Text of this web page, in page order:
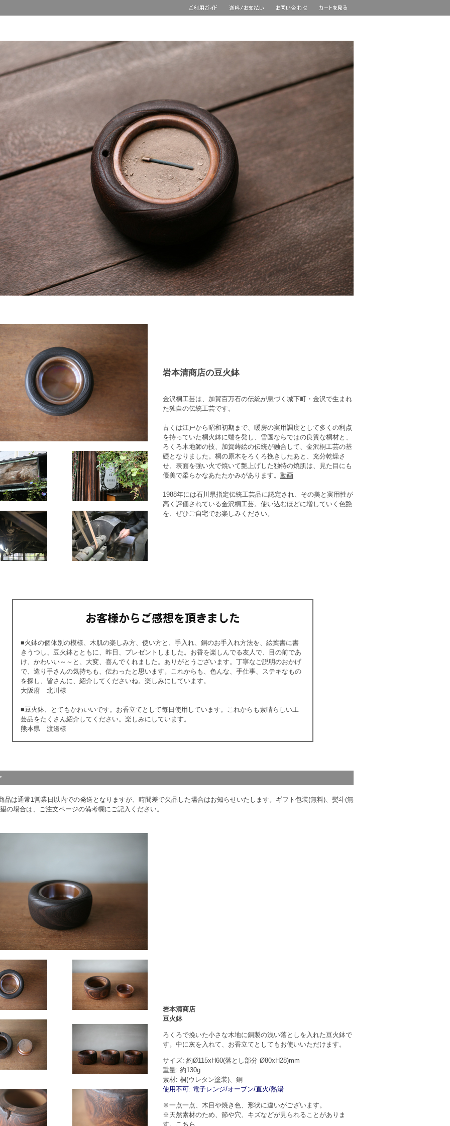
岩本清商店の豆火鉢
金沢桐工芸は、加賀百万石の伝統が息づく城下町・金沢で生まれ
た独自の伝統工芸です。
古くは江戸から昭和初期まで、暖房の実用調度として多くの利点
を持っていた桐火鉢に端を発し、雪国ならではの良質な桐材と、
ろくろ木地師の技、加賀蒔絵の伝統が融合して、金沢桐工芸の基
礎となりました。桐の原木をろくろ挽きしたあと、充分乾燥さ
せ、表面を強い火で焼いて艶上げした独特の焼肌は、見た目にも
優美で柔らかなあたたかみがあります。 動画
1988年には石川県指定伝統工芸品に認定され、その美と実用性が
高く評価されている金沢桐工芸。使い込むほどに増していく色艶
を、ぜひご自宅でお楽しみください。
■火鉢の個体別の模様、木肌の楽しみ方、使い方と、手入れ、銅のお手入れ方法を、絵葉書に書
きうつし、豆火鉢とともに、昨日、プレゼントしました。お香を楽しんでる友人で、目の前であ
け、かわいい～～と、大変、喜んでくれました。ありがとうございます。丁寧なご説明のおかげ
で、造り手さんの気持ちも、伝わったと思います。これからも、色んな、手仕事、ステキなもの
を探し、皆さんに、紹介してくださいね。楽しみにしています。
大阪府 北川様
■豆火鉢、とてもかわいいです。お香立てとして毎日使用しています。これからも素晴らしい工
芸品をたくさん紹介してください。楽しみにしています。
熊本県 渡邊様
品は通常1営業日以内での発送となりますが、時間差で欠品した場合はお知らせいたします。ギフト包装(無料)、熨斗(無
の場合は、ご注文ページの備考欄にご記入ください。
岩本清商店
豆火鉢
ろくろで挽いた小さな木地に銅製の浅い落としを入れた豆火鉢で
す。中に灰を入れて、お香立てとしてもお使いいただけます。
サイズ: 約Ø115xH60(落とし部分 Ø80xH28)mm
重量: 約130g
素材: 桐(ウレタン塗装)、銅
使用不可: 電子レンジ/オーブン/直火/熱湯
※一点一点、木目や焼き色、形状に違いがございます。
※天然素材のため、節や穴、キズなどが見られることがありま
す。 こちら